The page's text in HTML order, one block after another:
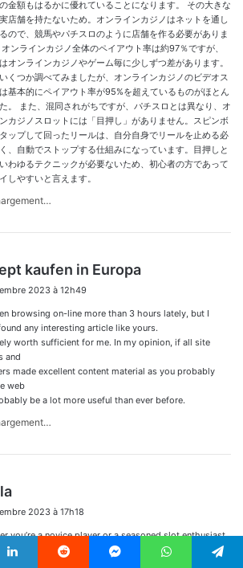
金額もはるかに優れていることになります。 その大きな
店舗を持たないため。オンラインカジノはネットを通し
ので、競馬やパチスロのように店舗を作る必要がありま
ンラインカジノ全体のペイアウト率は約97％ですが、
オンラインカジノやゲーム毎に少しずつ差があります。
くつか調べてみましたが、オンラインカジノのビデオス
基本的にペイアウト率が95%を超えているものがほとん
。 また、混同されがちですが、パチスロとは異なり、オ
カジノスロットには「目押し」がありません。スピンボ
ップして回ったリールは、自分自身でリールを止める必
、自動でストップする仕組みになっています。目押しと
わゆるテクニックが必要ないため、初心者の方であって
しやすいと言えます。
kaufen in Europa
:
2023 à 12h49
browsing on-line more than 3 hours lately, but I
any interesting article like yours.
worth sufficient for me. In my opinion, if all site
and
made excellent content material as you probably
web
be a lot more useful than ever before.
t
:
2023 à 17h18
you’re a novice player or a seasoned slot enthusiast,
online casinos that accept Boku payment, such as